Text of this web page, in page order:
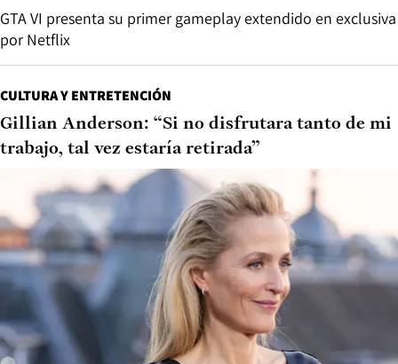
GTA VI presenta su primer gameplay extendido en exclusiva
por Netflix
CULTURA Y ENTRETENCIÓN
Gillian Anderson: “Si no disfrutara tanto de mi
trabajo, tal vez estaría retirada”